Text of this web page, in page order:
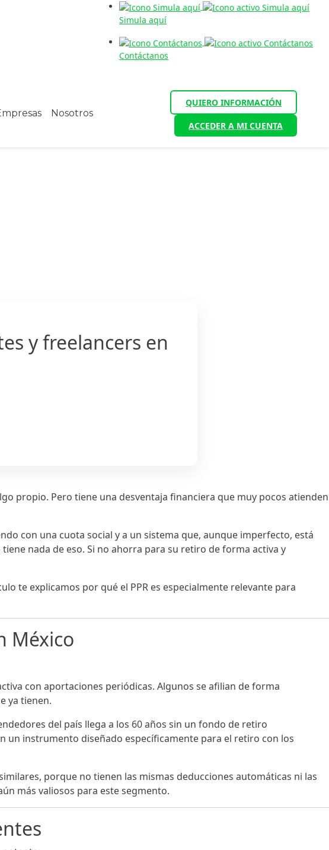
Simula aquí
Contáctanos
Nosotros
QUIERO INFORMACIÓN
ACCEDER A MI CUENTA
y freelancers en
propio. Pero tiene una desventaja financiera que muy pocos atienden
con una cuota social y a un sistema que, aunque imperfecto, está
nada de eso. Si no ahorra para su retiro de forma activa y
te explicamos por qué el PPR es especialmente relevante para
México
con aportaciones periódicas. Algunos se afilian de forma
ya tienen.
del país llega a los 60 años sin un fondo de retiro
instrumento diseñado específicamente para el retiro con los
porque no tienen las mismas deducciones automáticas ni las
más valiosos para este segmento.